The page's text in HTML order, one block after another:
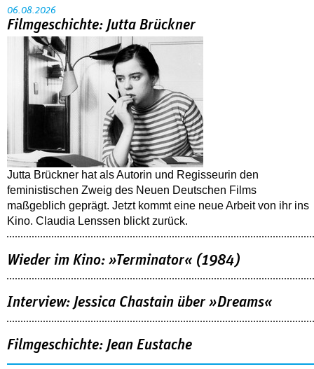
06.08.2026
Filmgeschichte: Jutta Brückner
Jutta Brückner hat als Autorin und Regisseurin den
feministischen Zweig des Neuen Deutschen Films
maßgeblich geprägt. Jetzt kommt eine neue Arbeit von ihr ins
Kino. Claudia Lenssen blickt zurück.
Wieder im Kino: »Terminator« (1984)
Interview: Jessica Chastain über »Dreams«
Filmgeschichte: Jean Eustache